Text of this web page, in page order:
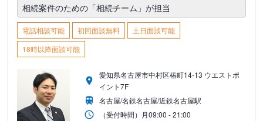
相続案件のための「相続チーム」が担当
電話相談可能 初回面談無料
土日面談可能
18時以降面談可能
愛知県名古屋市中村区椿町14-13 ウエストポ
イント7F
名古屋/名鉄名古屋/近鉄名古屋駅
（受付時間） 月09:00 - 21:00